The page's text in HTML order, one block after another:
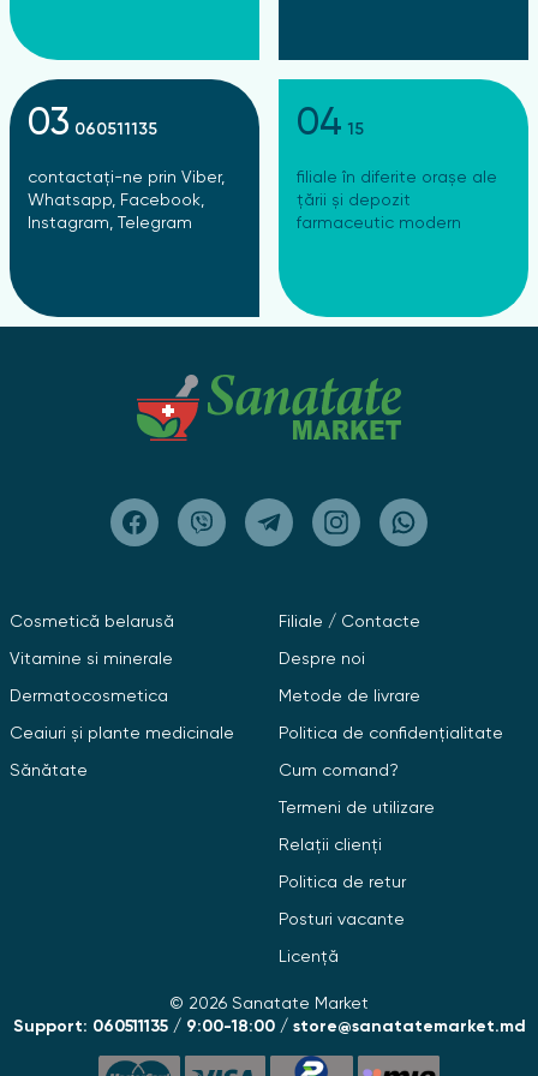
indispensabil în îngrijirea pielii și va contribui la sănătatea
și frumusețea acesteia.
03 060511135
contactați-ne prin Viber,
Whatsapp, Facebook,
Instagram, Telegram
04 15
filiale în diferite orașe ale
țării și depozit
farmaceutic modern
Cosmetică belarusă
Vitamine si minerale
Dermatocosmetica
Ceaiuri și plante medicinale
Sănătate
Filiale / Contacte
Despre noi
Metode de livrare
Politica de confidențialitate
Cum comand?
Termeni de utilizare
Relații clienți
Politica de retur
Posturi vacante
Licență
© 2026 Sanatate Market
Support: 060511135 / 9:00-18:00 / store@sanatatemarket.md